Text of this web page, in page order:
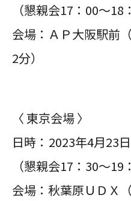
（懇親会17：00～18
会場：ＡＰ大阪駅前
2分）
〈 東京会場 〉
日時：2023年4月23
（懇親会17：30～19
会場：秋葉原ＵＤＸ